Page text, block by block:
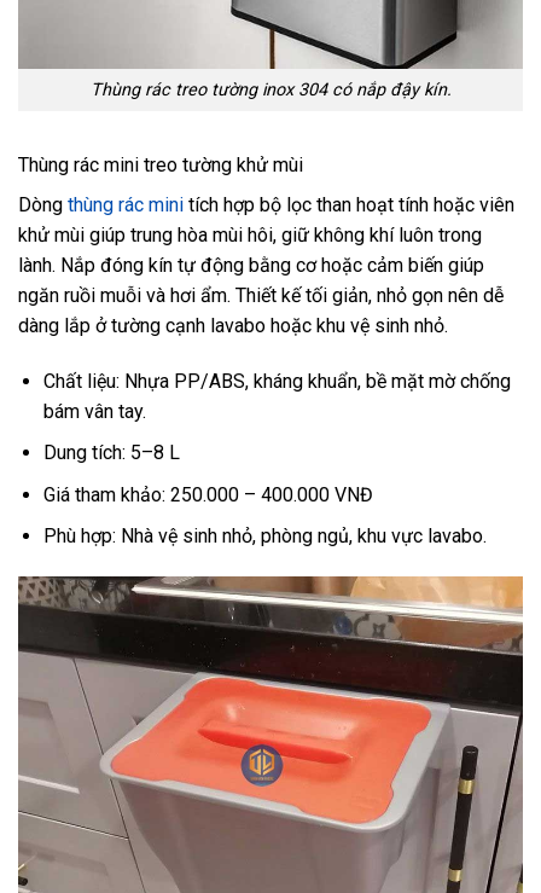
Thùng rác treo tường inox 304 có nắp đậy kín.
Thùng rác mini treo tường khử mùi
Dòng thùng rác mini tích hợp bộ lọc than hoạt tính hoặc viên
khử mùi giúp trung hòa mùi hôi, giữ không khí luôn trong
lành. Nắp đóng kín tự động bằng cơ hoặc cảm biến giúp
ngăn ruồi muỗi và hơi ẩm. Thiết kế tối giản, nhỏ gọn nên dễ
dàng lắp ở tường cạnh lavabo hoặc khu vệ sinh nhỏ.
Chất liệu: Nhựa PP/ABS, kháng khuẩn, bề mặt mờ chống
bám vân tay.
Dung tích: 5–8 L
Giá tham khảo: 250.000 – 400.000 VNĐ
Phù hợp: Nhà vệ sinh nhỏ, phòng ngủ, khu vực lavabo.